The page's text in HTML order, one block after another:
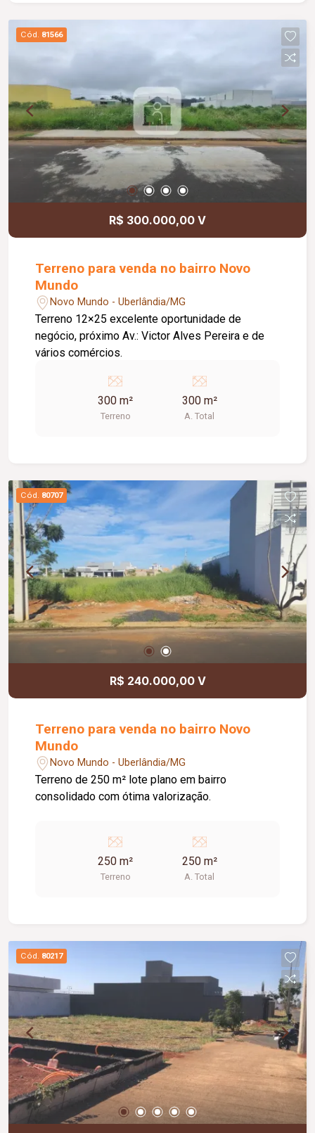
Cód. 81566
R$ 300.000,00 V
Terreno para venda no bairro Novo
Mundo
Novo Mundo - Uberlândia/MG
Terreno 12×25 excelente oportunidade de
negócio, próximo Av.: Victor Alves Pereira e de
vários comércios.
300 m²
Terreno
300 m²
A. Total
Cód. 80707
R$ 240.000,00 V
Terreno para venda no bairro Novo
Mundo
Novo Mundo - Uberlândia/MG
Terreno de 250 m² lote plano em bairro
consolidado com ótima valorização.
250 m²
Terreno
250 m²
A. Total
Cód. 80217